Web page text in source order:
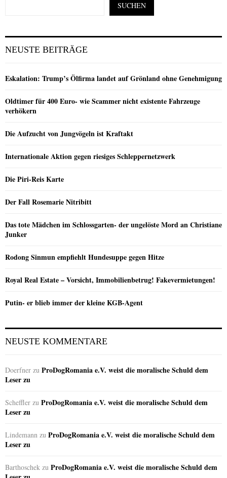
SUCHEN
NEUSTE BEITRÄGE
Eskalation: Trump’s Ölfirma landet auf Grönland ohne Genehmigung
Oldtimer für 400 Euro- wie Scammer nicht existente Fahrzeuge
verhökern
Die Aufzucht von Jungvögeln ist Kraftakt
Internationale Aktion gegen riesiges Schleppernetzwerk
Die Piri-Reis Karte
Der Fall Rosemarie Nitribitt
Das tote Mädchen im Schlossgarten- der ungelöste Mord an Christiane
Junker
Rodong Sinmun empfiehlt Hundesuppe gegen Hitze
Royal Real Estate – Vorsicht, Immobilienbetrug! Fakevermietungen!
Putin- er blieb immer der kleine KGB-Agent
NEUSTE KOMMENTARE
Doerfner zu ProDogRomania e.V. weist die moralische Schuld dem
Leser zu
Scheffler zu ProDogRomania e.V. weist die moralische Schuld dem
Leser zu
Lindemann zu ProDogRomania e.V. weist die moralische Schuld dem
Leser zu
Barthoschek zu ProDogRomania e.V. weist die moralische Schuld dem